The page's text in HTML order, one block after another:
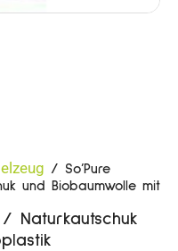
/ So’Pure
und Biobaumwolle mit
/ Naturkautschuk